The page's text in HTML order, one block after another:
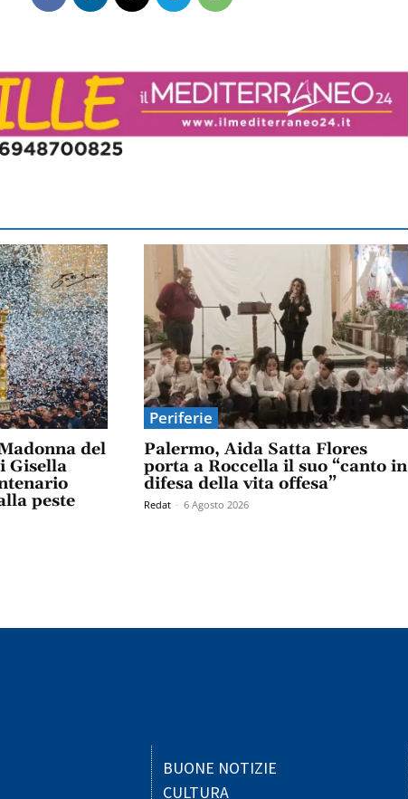
del
Gisella
peste
Periferie
Palermo, Aida Satta Flores
porta a Roccella il suo “canto in
difesa della vita offesa”
Redat - 6 Agosto 2026
BUONE NOTIZIE
CULTURA